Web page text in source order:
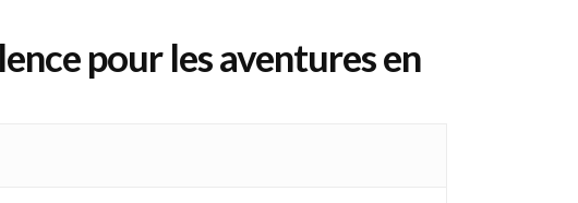
pour les aventures en
légèreté et robustesse. Ultra-légère, avec un